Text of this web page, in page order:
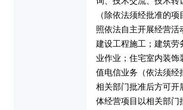
（除依法须经批准的
照依法自主开展经营活
建设工程施工；建筑劳
业作业；住宅室内装饰
值电信业务（依法须经
相关部门批准后方可开
体经营项目以相关部门